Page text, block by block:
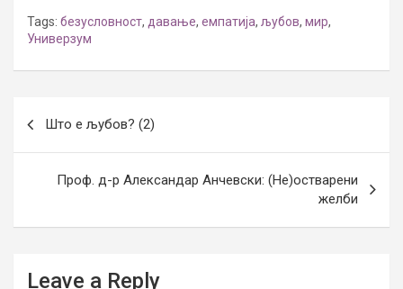
Tags: безусловност, давање, емпатија, љубов, мир,
Универзум
navigation
Што е љубов? (2)
Проф. д-р Александар Анчевски: (Не)остварени
желби
Leave a Reply